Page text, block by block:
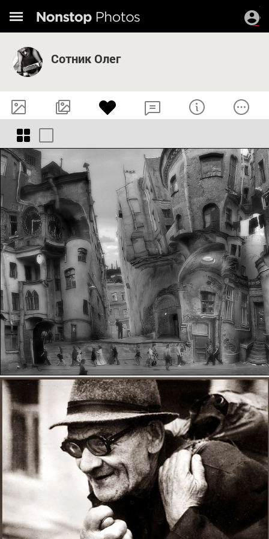
Сотник Олег